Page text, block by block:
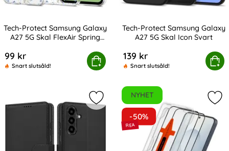
Tech-Protect Samsung Galaxy
A27 5G Skal FlexAir Spring
99 kr
Snart slutsåld!
Köp
Samsung Galaxy A27 5G Skal FlexAir Spring Flowers
Tech-Protect Samsung Galaxy
A27 5G Skal Icon Svart
139 kr
Snart slutsåld!
Köp
Tech-Protect Samsung
Markera tech-Protect Samsung
NYHET
-50%